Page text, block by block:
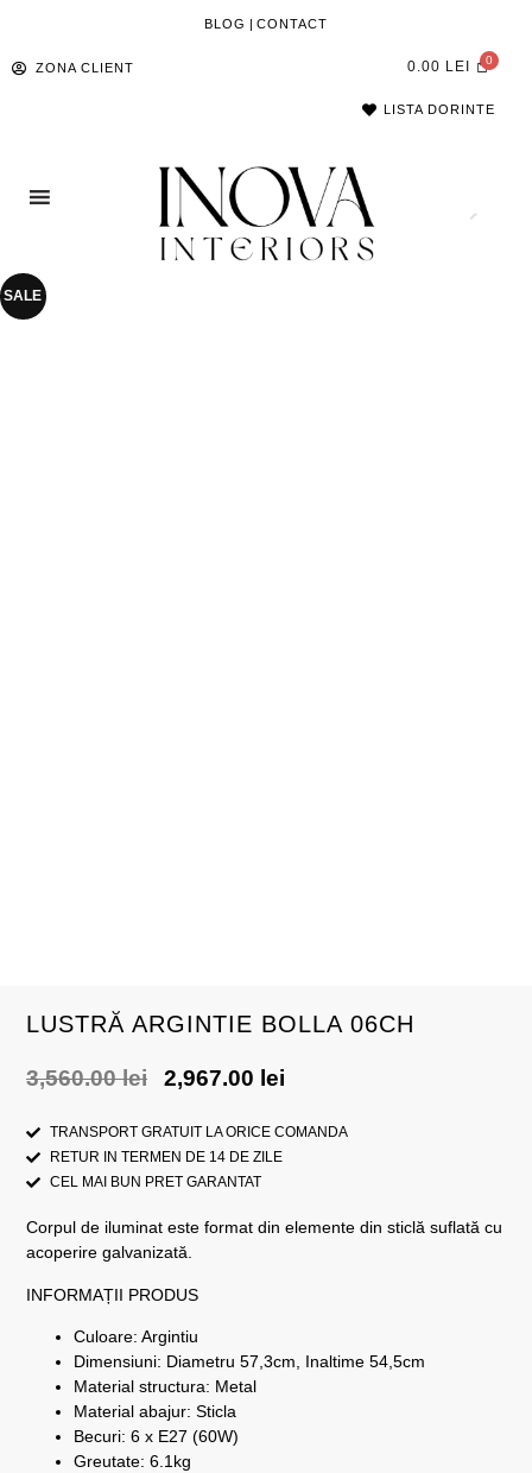
BLOG | CONTACT
ZONA CLIENT 0.00 LEI
LISTA DORINTE
SALE
LUSTRĂ ARGINTIE BOLLA 06CH
3,560.00lei 2,967.00 lei
TRANSPORT GRATUIT LA ORICE COMANDA
RETUR IN TERMEN DE 14 DE ZILE
CEL MAI BUN PRET GARANTAT
Corpul de iluminat este format din elemente din sticlă suflată cu
acoperire galvanizată.
INFORMAȚII PRODUS
Culoare: Argintiu
Dimensiuni: Diametru 57,3cm, Inaltime 54,5cm
Material structura: Metal
Material abajur: Sticla
Becuri: 6 x E27 (60W)
Greutate: 6.1kg